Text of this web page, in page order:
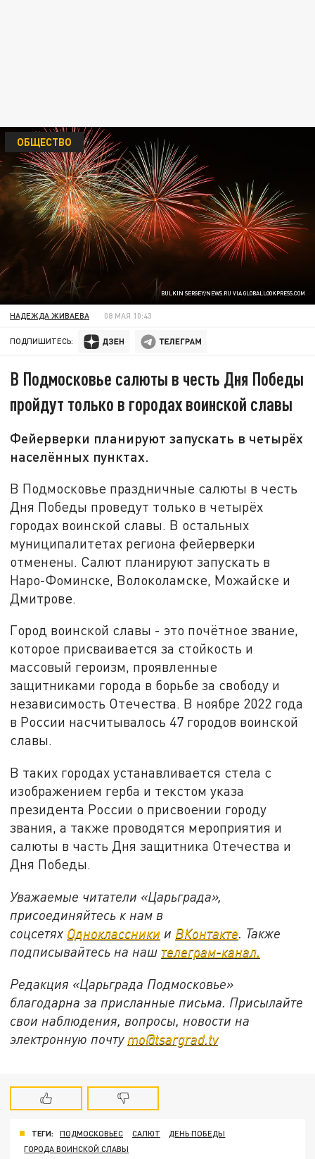
BULKIN SERGEY/NEWS.RU VIA GLOBALLOOKPRESS.COM
ОБЩЕСТВО
НАДЕЖДА ЖИВАЕВА 08 МАЯ 10:43
ПОДПИШИТЕСЬ:
В Подмосковье салюты в честь Дня Победы
пройдут только в городах воинской славы
Фейерверки планируют запускать в четырёх
населённых пунктах.
В Подмосковье праздничные салюты в честь
Дня Победы проведут только в четырёх
городах воинской славы. В остальных
муниципалитетах региона фейерверки
отменены. Салют планируют запускать в
Наро-Фоминске, Волоколамске, Можайске и
Дмитрове.
Город воинской славы - это почётное звание,
которое присваивается за стойкость и
массовый героизм, проявленные
защитниками города в борьбе за свободу и
независимость Отечества. В ноябре 2022 года
в России насчитывалось 47 городов воинской
славы.
В таких городах устанавливается стела с
изображением герба и текстом указа
президента России о присвоении городу
звания, а также проводятся мероприятия и
салюты в часть Дня защитника Отечества и
Дня Победы.
Уважаемые читатели «Царьграда»,
присоединяйтесь к нам в
соцсетях Одноклассники и ВКонтакте. Также
подписывайтесь на наш телеграм-канал.
Редакция «Царьграда Подмосковье»
благодарна за присланные письма. Присылайте
свои наблюдения, вопросы, новости на
электронную почту mo@tsargrad.tv
ТЕГИ: ПОДМОСКОВЬЕС САЛЮТ
ДЕНЬ ПОБЕДЫ
ГОРОДА ВОИНСКОЙ СЛАВЫ